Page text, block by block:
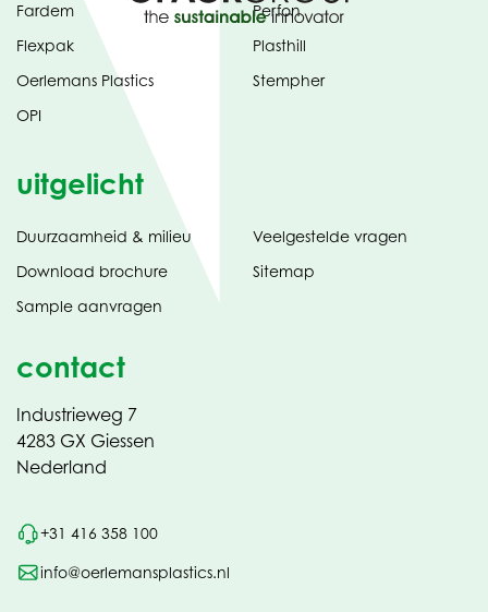
Fardem
Flexpak
Oerlemans Plastics
OPI
Perfon
Plasthill
Stempher
uitgelicht
Duurzaamheid & milieu
Download brochure(opent
tabblad)
Sample aanvragen
Veelgestelde vragen
Sitemap
contact
Industrieweg 7
4283 GX Giessen
Nederland
+31 416 358 100
info@oerlemansplastics.nl